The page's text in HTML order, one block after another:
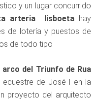
y un lugar concurrido
arteria lisboeta hay
de lotería y puestos de
de todo tipo
arco del Triunfo de Rua
ecuestre de José I en la
proyecto del arquitecto